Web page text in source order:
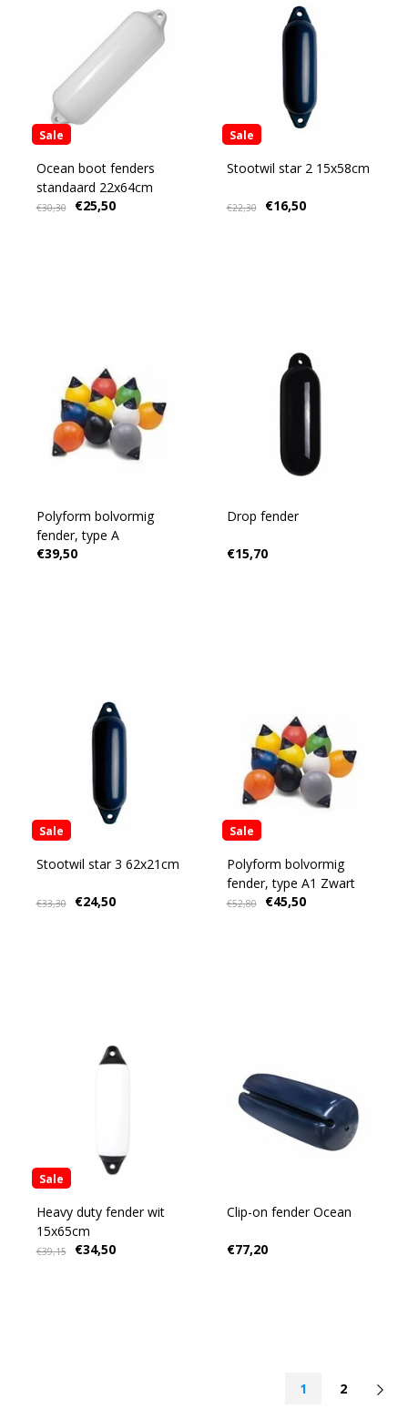
Sale
Ocean boot fenders
standaard 22x64cm
€30,30 €25,50
Sale
Stootwil star 2 15x58cm
€22,30 €16,50
Polyform bolvormig
fender, type A
€39,50
Drop fender
€15,70
Sale
Stootwil star 3 62x21cm
€33,30 €24,50
Sale
Polyform bolvormig
fender, type A1 Zwart
€52,80 €45,50
Sale
Heavy duty fender wit
15x65cm
€39,15 €34,50
Clip-on fender Ocean
€77,20
1
2